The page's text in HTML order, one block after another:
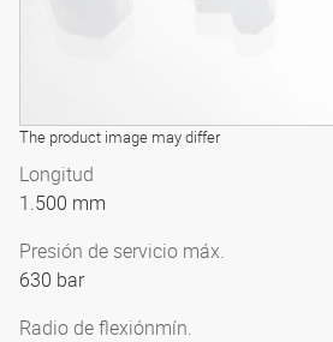
The product image may differ
Longitud
1.500 mm
Presión de servicio máx.
630 bar
Radio de flexiónmín.